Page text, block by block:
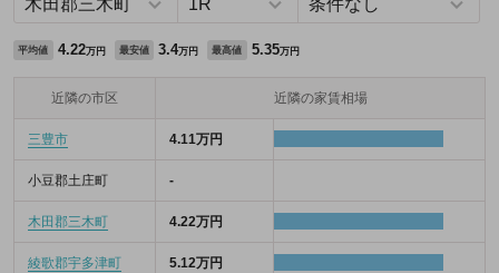
平均値 4.22万円 最安値 3.4万円 最高値 5.35万円
近隣の市区 近隣の家賃相場
三豊市 4.11万円
小豆郡土庄町 -
木田郡三木町 4.22万円
綾歌郡宇多津町 5.12万円